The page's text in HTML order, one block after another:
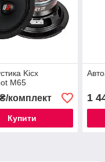
Kicx
M65
комплект
Купити
1